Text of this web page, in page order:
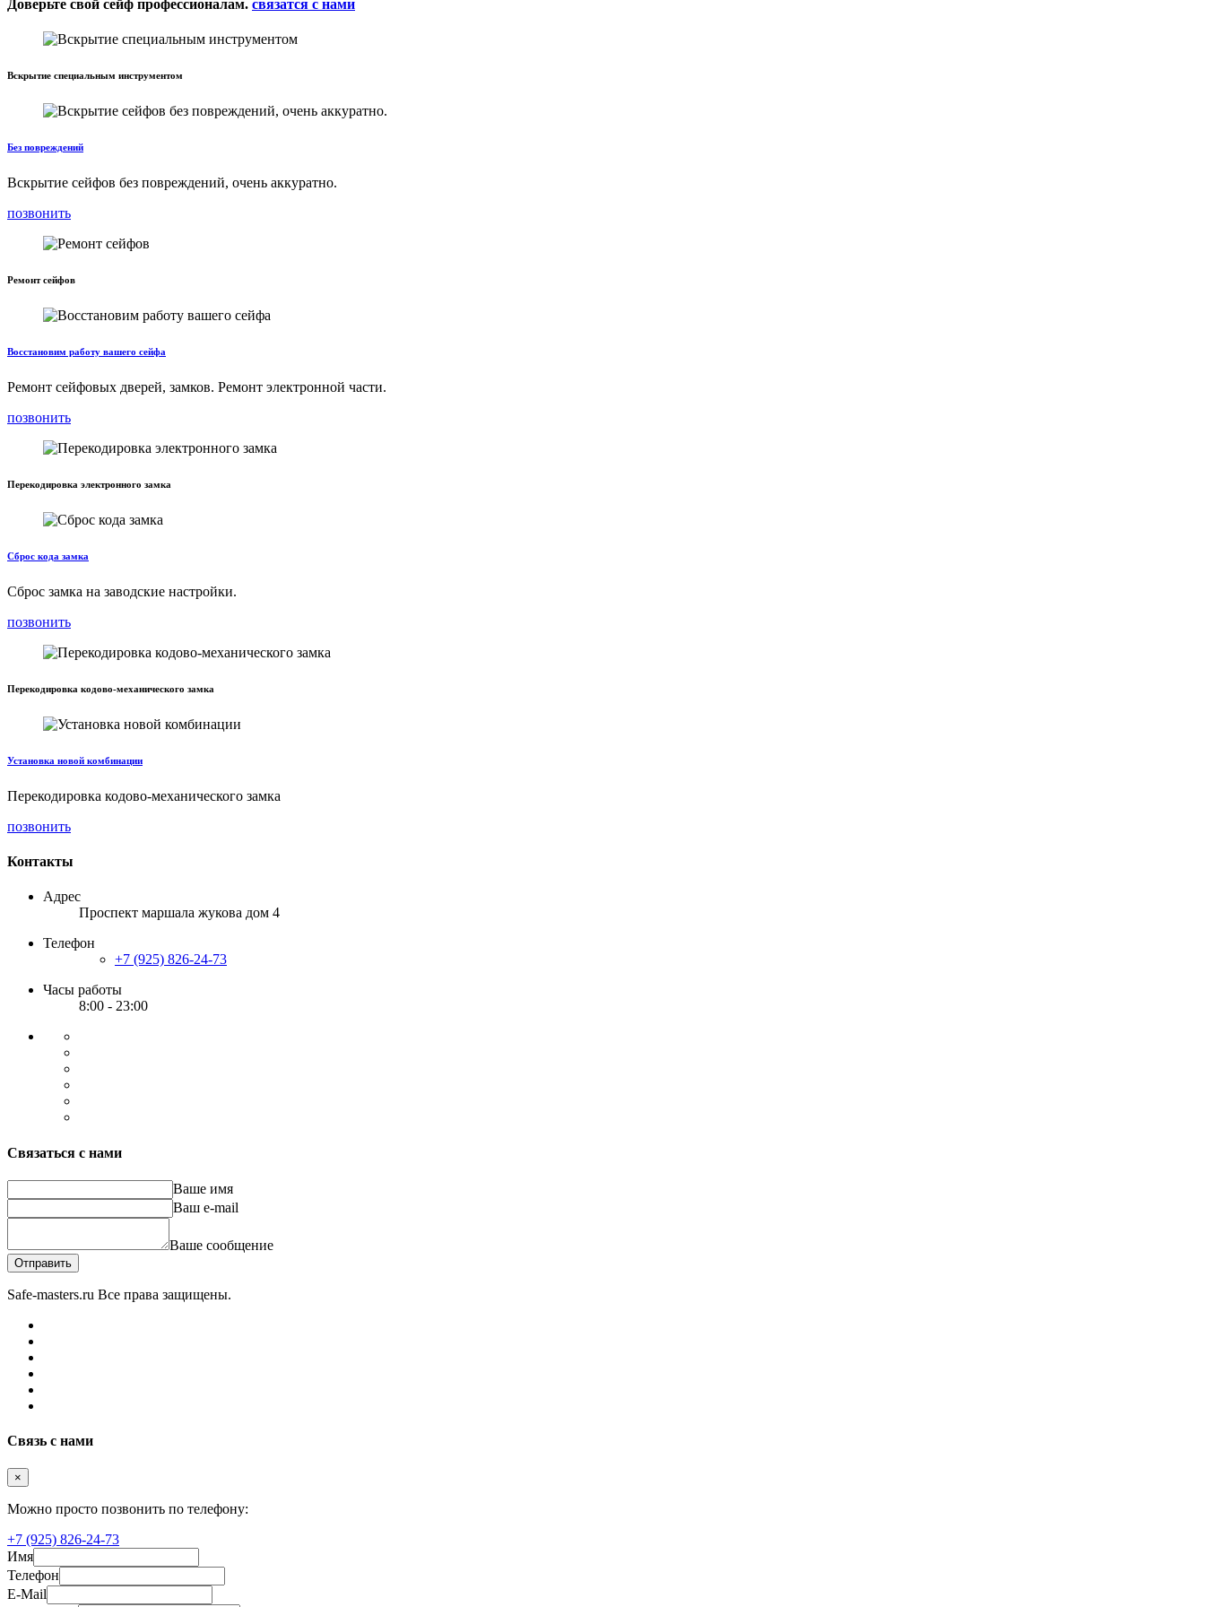
Доверьте свой сейф профессионалам. связатся с нами
Вскрытие специальным инструментом
Без повреждений
Вскрытие сейфов без повреждений, очень аккуратно.
позвонить
Ремонт сейфов
Восстановим работу вашего сейфа
Ремонт сейфовых дверей, замков. Ремонт электронной части.
позвонить
Перекодировка электронного замка
Сброс кода замка
Сброс замка на заводские настройки.
позвонить
Перекодировка кодово-механического замка
Установка новой комбинации
Перекодировка кодово-механического замка
позвонить
Контакты
Адрес
Проспект маршала жукова дом 4
Телефон
+7 (925) 826-24-73
Часы работы
8:00 - 23:00
Связаться с нами
Ваше имя
Ваш e-mail
Ваше сообщение
Отправить
Safe-masters.ru Все права защищены.
Связь с нами
×
Можно просто позвонить по телефону:
+7 (925) 826-24-73
Имя
Телефон
E-Mail